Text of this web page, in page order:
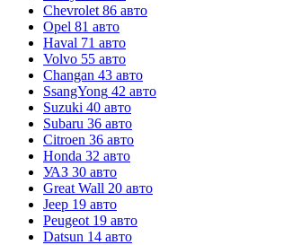
Chevrolet 86 авто
Opel 81 авто
Haval 71 авто
Volvo 55 авто
Changan 43 авто
SsangYong 42 авто
Suzuki 40 авто
Subaru 36 авто
Citroen 36 авто
Honda 32 авто
УАЗ 30 авто
Great Wall 20 авто
Jeep 19 авто
Peugeot 19 авто
Datsun 14 авто